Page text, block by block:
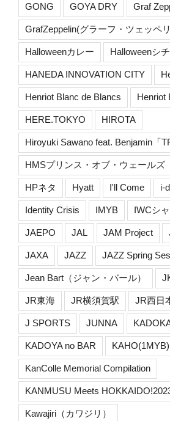
GONG GOYA DRY Graf
GrafZeppelin(グラーフ・ツェッペ
Halloweenカレー Halloweenシ
HANEDA INNOVATION CITY
Henriot Blanc de Blancs Henriot
HERE.TOKYO HIROTA
Hiroyuki Sawano feat. Benjamin「
HMSプリンス・オブ・ウェールズ
HPネタ Hyatt I'll Come i-
Identity Crisis IMYB IWCシ
JAEPO JAL JAM Project
JAXA JAZZ JAZZ Spring
Jean Bart（ジャン・バール）
JR東海 JR横須賀駅 JR西日
J SPORTS JUNNA
KADOYA no BAR KAHO(1MYB)
KanColle Memorial Compilation
KANMUSU Meets
Kawajiri（カワジリ）